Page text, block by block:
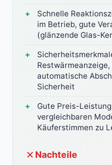
Schnelle
im Betrieb, gute
(glänzende Glas-
automatische
Sicherheit
Gute Preis-
vergleichbaren
Käuferstimmen zu
Nachteile